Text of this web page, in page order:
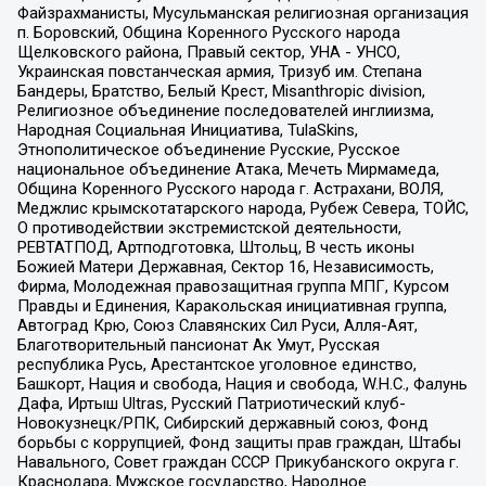
Файзрахманисты, Мусульманская религиозная организация
п. Боровский, Община Коренного Русского народа
Щелковского района, Правый сектор, УНА - УНСО,
Украинская повстанческая армия, Тризуб им. Степана
Бандеры, Братство, Белый Крест, Misanthropic division,
Религиозное объединение последователей инглиизма,
Народная Социальная Инициатива, TulaSkins,
Этнополитическое объединение Русские, Русское
национальное объединение Атака, Мечеть Мирмамеда,
Община Коренного Русского народа г. Астрахани, ВОЛЯ,
Меджлис крымскотатарского народа, Рубеж Севера, ТОЙС,
О противодействии экстремистской деятельности,
РЕВТАТПОД, Артподготовка, Штольц, В честь иконы
Божией Матери Державная, Сектор 16, Независимость,
Фирма, Молодежная правозащитная группа МПГ, Курсом
Правды и Единения, Каракольская инициативная группа,
Автоград Крю, Союз Славянских Сил Руси, Алля-Аят,
Благотворительный пансионат Ак Умут, Русская
республика Русь, Арестантское уголовное единство,
Башкорт, Нация и свобода, Нация и свобода, W.H.С., Фалунь
Дафа, Иртыш Ultras, Русский Патриотический клуб-
Новокузнецк/РПК, Сибирский державный союз, Фонд
борьбы с коррупцией, Фонд защиты прав граждан, Штабы
Навального, Совет граждан СССР Прикубанского округа г.
Краснодара, Мужское государство, Народное